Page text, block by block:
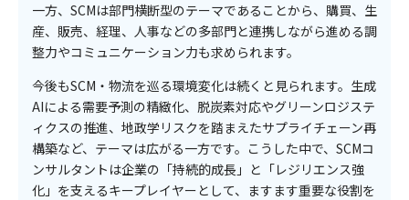
一方、SCMは部門横断型のテーマであることから、購買、生
産、販売、経理、人事などの多部門と連携しながら進める調
整力やコミュニケーション力も求められます。
今後もSCM・物流を巡る環境変化は続くと見られます。生成
AIによる需要予測の精緻化、脱炭素対応やグリーンロジステ
ィクスの推進、地政学リスクを踏まえたサプライチェーン再
構築など、テーマは広がる一方です。こうした中で、SCMコ
ンサルタントは企業の「持続的成長」と「レジリエンス強
化」を支えるキープレイヤーとして、ますます重要な役割を